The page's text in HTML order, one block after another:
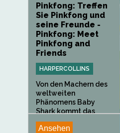
Pinkfong: Treffen
Sie Pinkfong und
seine Freunde -
Pinkfong: Meet
Pinkfong and
Friends
HARPERCOLLINS
Von den Machern des
weltweiten
Phänomens Baby
Shark kommt das
nächste...
Ansehen